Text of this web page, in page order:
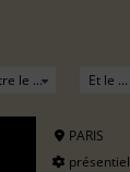
PARIS
présentiel